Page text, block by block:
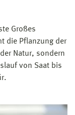
Großes
die Pflanzung der
Natur, sondern
von Saat bis